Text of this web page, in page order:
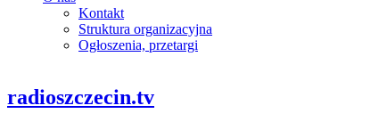
Kontakt
Struktura organizacyjna
Ogłoszenia, przetargi
radioszczecin.tv